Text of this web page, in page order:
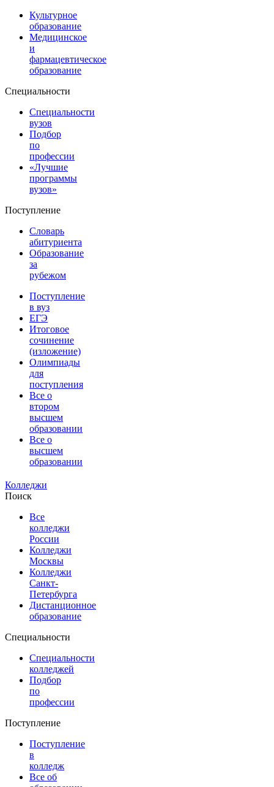
Культурное
образование
Медицинское
и
фармацевтическое
образование
Специальности
Специальности
вузов
Подбор
по
профессии
«Лучшие
программы
вузов»
Поступление
Словарь
абитуриента
Образование
за
рубежом
Поступление
в вуз
ЕГЭ
Итоговое
сочинение
(изложение)
Олимпиады
для
поступления
Все о
втором
высшем
образовании
Все о
высшем
образовании
Колледжи
Поиск
Все
колледжи
России
Колледжи
Москвы
Колледжи
Санкт-
Петербурга
Дистанционное
образование
Специальности
Специальности
колледжей
Подбор
по
профессии
Поступление
Поступление
в
колледж
Все об